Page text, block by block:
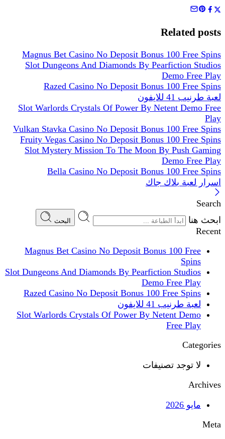
Related posts
Magnus Bet Casino No Deposit Bonus 100 Free Spins
Slot Dungeons And Diamonds By Pearfiction Studios
Demo Free Play
Razed Casino No Deposit Bonus 100 Free Spins
لعبة طرنيب 41 للايفون
Slot Warlords Crystals Of Power By Netent Demo Free
Play
Vulkan Stavka Casino No Deposit Bonus 100 Free Spins
Fruity Vegas Casino No Deposit Bonus 100 Free Spins
Slot Mystery Mission To The Moon By Push Gaming
Demo Free Play
Bella Casino No Deposit Bonus 100 Free Spins
اسرار لعبة بلاك جاك
Search
ابحث هنا
البحث
Recent
Magnus Bet Casino No Deposit Bonus 100 Free
Spins
Slot Dungeons And Diamonds By Pearfiction Studios
Demo Free Play
Razed Casino No Deposit Bonus 100 Free Spins
لعبة طرنيب 41 للايفون
Slot Warlords Crystals Of Power By Netent Demo
Free Play
Categories
لا توجد تصنيفات
Archives
مايو 2026
Meta